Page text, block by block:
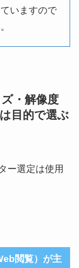
いますので
・解像度
目的で選ぶ
ー選定は使用
閲覧）が主